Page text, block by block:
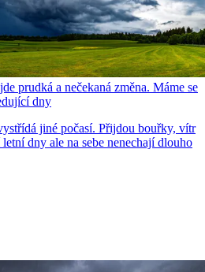
prudká a nečekaná změna. Máme se
dny
jiné počasí. Přijdou bouřky, vítr
dny ale na sebe nenechají dlouho